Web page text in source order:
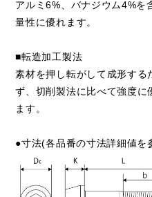
アルミ6%、バナジウム4%を
量性に優れます。
■転造加工製法
素材を押し転がして成形す
ず、切削製法に比べて強度に
ます。
●寸法(各品番の寸法詳細値を